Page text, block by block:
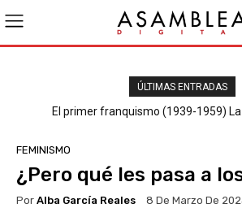
ÚLTIMAS ENTRADAS
El primer franquismo (1939-1959) La
El primer franquismo (1939-1959) La
FEMINISMO
¿Pero qué les pasa a
Por Alba García Reales 8 De Marzo De